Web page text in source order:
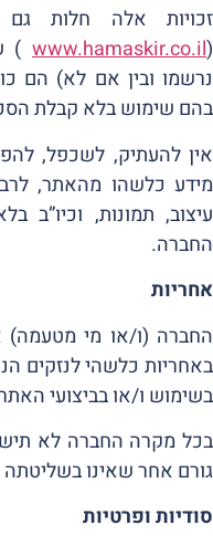
זכויות אלה חלות
(
www.hamaskir.co.il
)
נרשמו ובין אם לא) הם
בהם שימוש בלא קבלת
אין להעתיק, לשכפל,
מידע כלשהו מהאתר,
עיצוב, תמונות,
החברה.
אחריות
החברה (ו/או מי מטעמה)
באחריות כלשהי לנזקים
בשימוש ו/או בביצועי
בכל מקרה החברה לא
גורם אחר שאינו
סודיות ופרטיות